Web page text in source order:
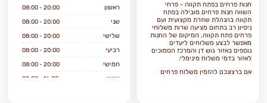
להזמין משלוחים?
אילו מוצרים אפשר להזמין
באתר?
חנות פרחים בפתח תקווה - פרחי
השווה חנות פרחים מובילה בפתח
תקווה בהנהלת שוזרת מקצועית ועם
ניסיון רב בתחום מציעה שרות משלוחי
פרחים פתח תקווה, המיקום של החנות
מאפשר לבצע משלוחים ליעדים
נוספים באזור גוש דן והמרכז הסמוכים
לאזור בדמי משלוח מינימלי.
אם ברצונכם להזמין משלוח פרחים
פתח תקווה הגעתם למקום הנכון!
ראשון 08:00 - 20:00
שני 08:00 - 20:00
שלישי 08:00 - 20:00
רביעי 08:00 - 20:00
חמישי 08:00 - 20:00
שישי 08:00 - 16:00